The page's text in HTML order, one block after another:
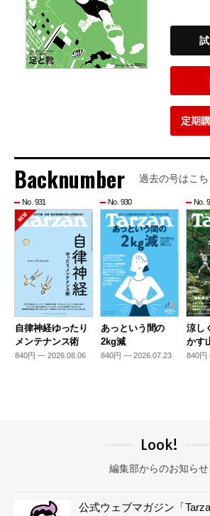
定期
Backnumber 過去の号はこち
No. 931
自律神経ゆったり
メンテナンス術
840円 — 2026.08.06
No. 930
あっという間の
2kg減
840円 — 2026.07.23
No.
涼し
かす
840円
Look!
編集部からのお知らせ
公式ウェブマガジン「